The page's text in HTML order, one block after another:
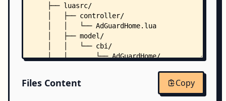
    ├── luasrc/
    │   ├── controller/
    │   │   └── AdGuardHome.lua
    │   ├── model/
    │   │   └── cbi/
    │   │       └── AdGuardHome/
    │   │           └── manual.lua
Files Content Copy